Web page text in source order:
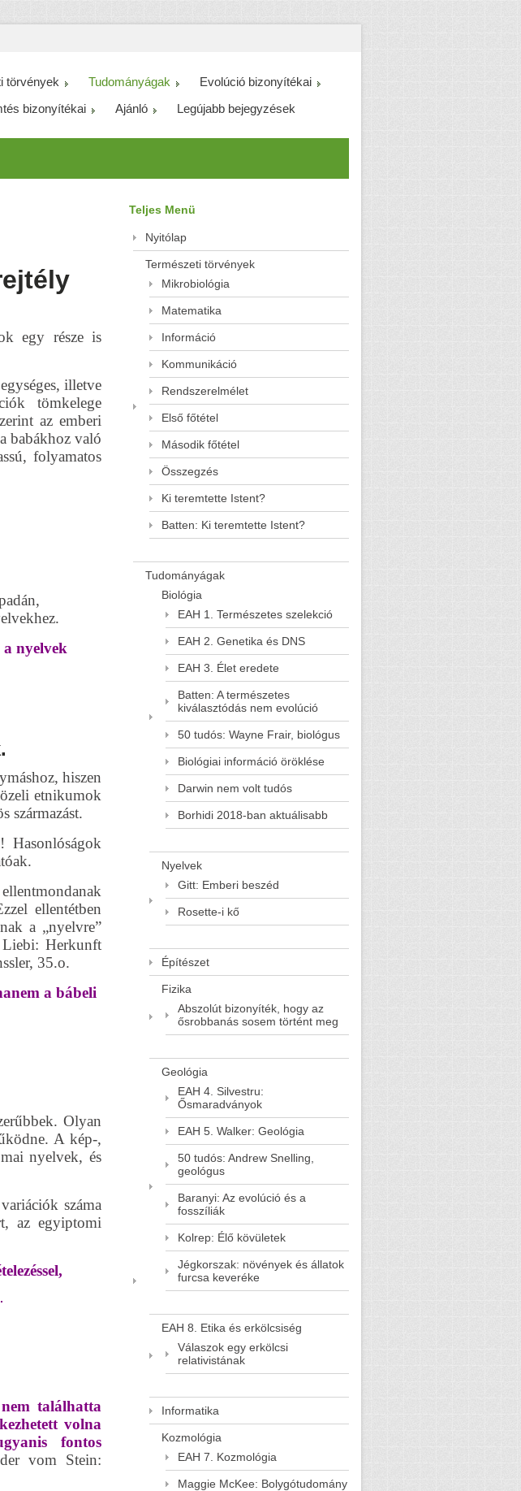
törvények Tudományágak
Evolúció bizonyítékai
bizonyítékai Ajánló Legújabb bejegyzések
egy része is
illetve
tömkelege
az emberi
babákhoz való
folyamatos
a nyelvek
hiszen
etnikumok
származást.
ellentétben
a „nyelvre”
Liebi: Herkunft
35.o.
a bábeli
Olyan
A kép-,
nyelvek, és
száma
az egyiptomi
találhatta
volna
fontos
vom Stein:
Teljes Menü
Nyitólap
Természeti törvények
Mikrobiológia
Matematika
Információ
Kommunikáció
Rendszerelmélet
Első főtétel
Második főtétel
Összegzés
Ki teremtette Istent?
Batten: Ki teremtette Istent?
Tudományágak
Biológia
EAH 1. Természetes szelekció
EAH 2. Genetika és DNS
EAH 3. Élet eredete
Batten: A természetes
kiválasztódás nem evolúció
50 tudós: Wayne Frair, biológus
Biológiai információ öröklése
Darwin nem volt tudós
Borhidi 2018-ban aktuálisabb
Nyelvek
Gitt: Emberi beszéd
Rosette-i kő
Építészet
Fizika
Abszolút bizonyíték, hogy az
ősrobbanás sosem történt meg
Geológia
EAH 4. Silvestru:
Ősmaradványok
EAH 5. Walker: Geológia
50 tudós: Andrew Snelling,
geológus
Baranyi: Az evolúció és a
fosszíliák
Kolrep: Élő kövületek
Jégkorszak: növények és állatok
furcsa keveréke
EAH 8. Etika és erkölcsiség
Válaszok egy erkölcsi
relativistának
Informatika
Kozmológia
EAH 7. Kozmológia
Maggie McKee: Bolygótudomány